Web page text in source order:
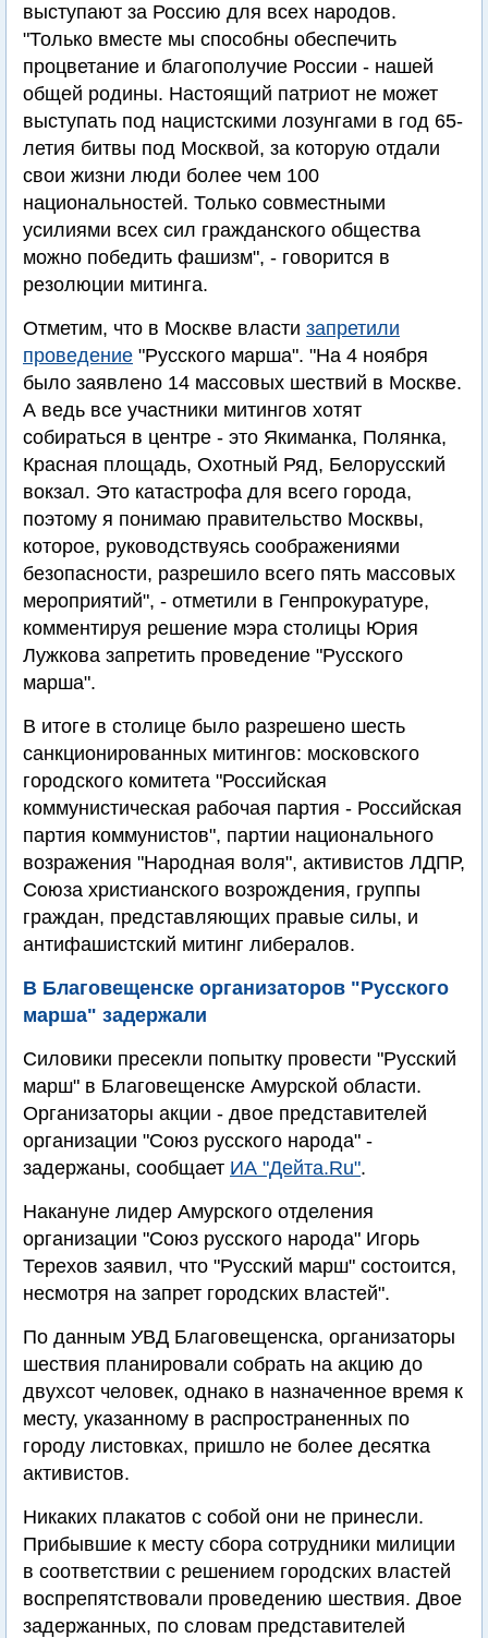
выступают за Россию для всех народов.
"Только вместе мы способны обеспечить
процветание и благополучие России - нашей
общей родины. Настоящий патриот не может
выступать под нацистскими лозунгами в год 65-
летия битвы под Москвой, за которую отдали
свои жизни люди более чем 100
национальностей. Только совместными
усилиями всех сил гражданского общества
можно победить фашизм", - говорится в
резолюции митинга.
Отметим, что в Москве власти запретили
проведение "Русского марша". "На 4 ноября
было заявлено 14 массовых шествий в Москве.
А ведь все участники митингов хотят
собираться в центре - это Якиманка, Полянка,
Красная площадь, Охотный Ряд, Белорусский
вокзал. Это катастрофа для всего города,
поэтому я понимаю правительство Москвы,
которое, руководствуясь соображениями
безопасности, разрешило всего пять массовых
мероприятий", - отметили в Генпрокуратуре,
комментируя решение мэра столицы Юрия
Лужкова запретить проведение "Русского
марша".
В итоге в столице было разрешено шесть
санкционированных митингов: московского
городского комитета "Российская
коммунистическая рабочая партия - Российская
партия коммунистов", партии национального
возражения "Народная воля", активистов ЛДПР,
Союза христианского возрождения, группы
граждан, представляющих правые силы, и
антифашистский митинг либералов.
В Благовещенске организаторов "Русского
марша" задержали
Силовики пресекли попытку провести "Русский
марш" в Благовещенске Амурской области.
Организаторы акции - двое представителей
организации "Союз русского народа" -
задержаны, сообщает ИА "Дейта.Ru".
Накануне лидер Амурского отделения
организации "Союз русского народа" Игорь
Терехов заявил, что "Русский марш" состоится,
несмотря на запрет городских властей".
По данным УВД Благовещенска, организаторы
шествия планировали собрать на акцию до
двухсот человек, однако в назначенное время к
месту, указанному в распространенных по
городу листовках, пришло не более десятка
активистов.
Никаких плакатов с собой они не принесли.
Прибывшие к месту сбора сотрудники милиции
в соответствии с решением городских властей
воспрепятствовали проведению шествия. Двое
задержанных, по словам представителей